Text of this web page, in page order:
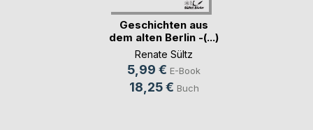
Geschichten aus
dem alten Berlin -(...)
Renate Sültz
5,99 € E-Book
18,25 € Buch